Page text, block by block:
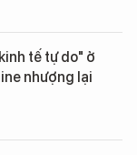
tế tự do" ở
nhượng lại